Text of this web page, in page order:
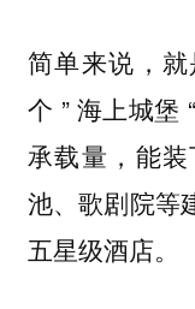
简单来说，
个 ” 海上城堡
承载量，能
池、歌剧院等
五星级酒店。